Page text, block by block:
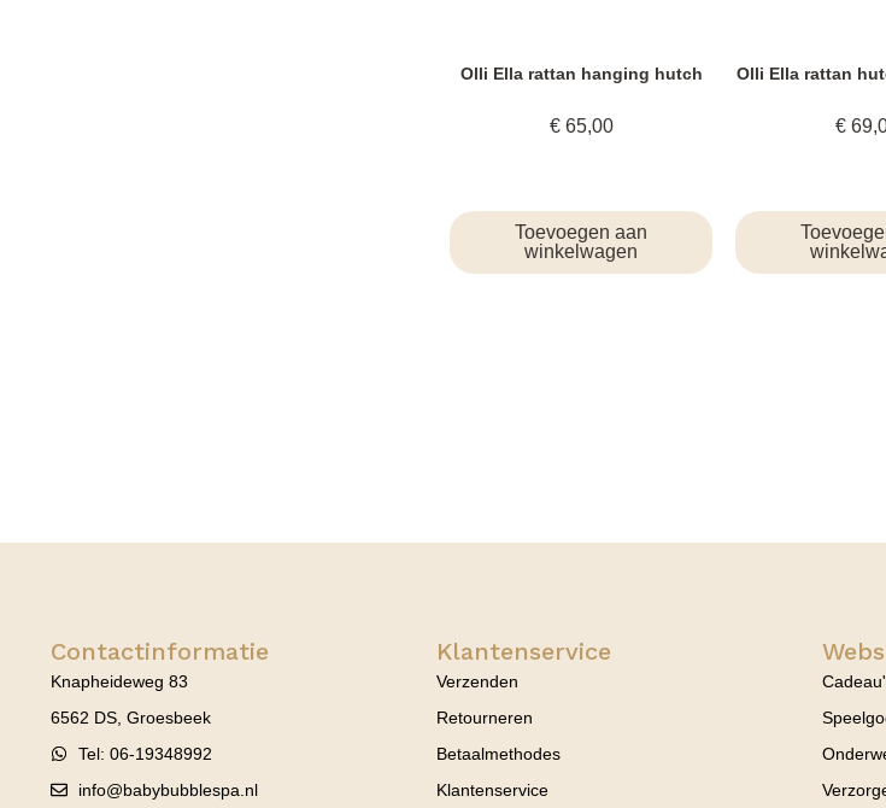
Olli Ella rattan hanging hutch
€65,00
Toevoegen aan
winkelwagen
Olli Ella rattan
€
Contactinformatie
Knapheideweg 83
6562 DS, Groesbeek
Tel: 06-19348992
info@babybubblespa.nl
Klantenservice
Verzenden
Retourneren
Betaalmethodes
Klantenservice